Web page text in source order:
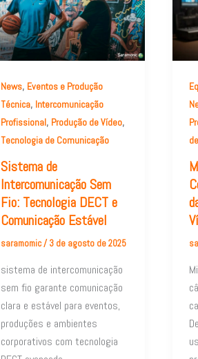
News, Eventos e Produção
Técnica, Intercomunicação
Profissional, Produção de Vídeo,
Tecnologia de Comunicação
Sistema de
Intercomunicação Sem
Fio: Tecnologia DECT e
Comunicação Estável
saramomic/3 de agosto de 2025
sistema de intercomunicação
sem fio garante comunicação
clara e estável para eventos,
produções e ambientes
corporativos com tecnologia